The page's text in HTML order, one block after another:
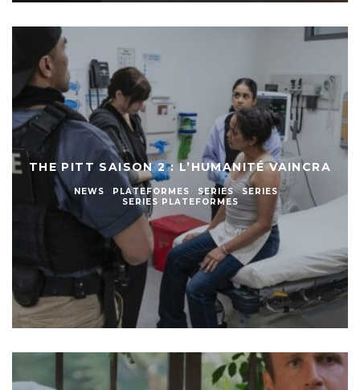
THE PITT SAISON 2 : L’HUMANITÉ VAINCRA
NEWS PLATEFORMES SERIES
SERIES
SERIES PLATEFORMES